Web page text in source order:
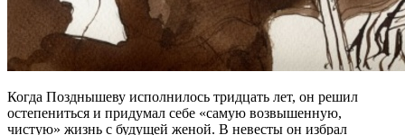
Когда Позднышеву исполнилось тридцать лет, он решил
остепениться и придумал себе «самую возвышенную,
чистую» жизнь с будущей женой. В невесты он избрал